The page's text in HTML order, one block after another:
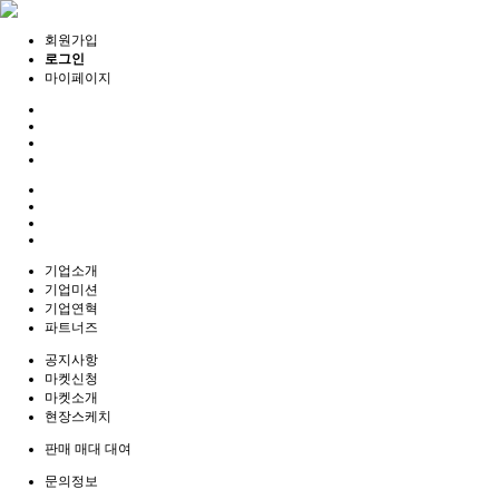
회원가입
로그인
마이페이지
기업소개
기업미션
기업연혁
파트너즈
공지사항
마켓신청
마켓소개
현장스케치
판매 매대 대여
문의정보